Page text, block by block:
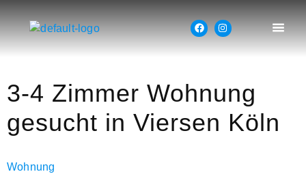
3-4 Zimmer Wohnung
gesucht in Viersen Köln
Wohnung